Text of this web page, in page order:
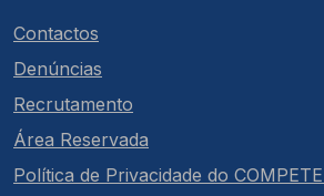
Contactos
Denúncias
Recrutamento
Área Reservada
Política de Privacidade do